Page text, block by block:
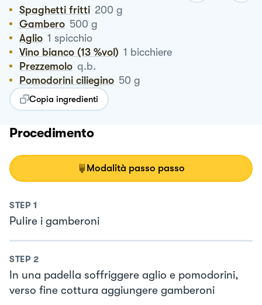
Spaghetti fritti 200 g
Gambero 500 g
Aglio 1 spicchio
Vino bianco (13 %vol) 1 bicchiere
Prezzemolo q.b.
Pomodorini ciliegino 50 g
Copia ingredienti
Procedimento
Modalità passo passo
STEP 1
Pulire i gamberoni
STEP 2
In una padella soffriggere aglio e pomodorini,
verso fine cottura aggiungere gamberoni